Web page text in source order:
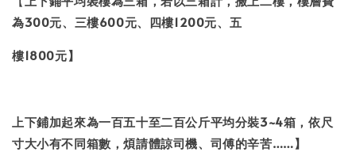
為300元、三樓600元、四樓1200元、五
樓1800元】
上下鋪加起來為一百五十至二百公斤平均分裝3~4箱，依尺
寸大小有不同箱數，煩請體諒司機、司傅的辛苦……】